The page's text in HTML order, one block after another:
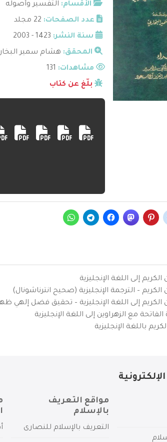
الأقسام: التفسير وأصوله
عدد الصفحات: 22 مجلد
سنة النشر: 1423 - 2003
المحقق: هشام سمير
مشاهدات:
بلّغ عن كتاب
إلى اللغة الإنجليزية
– الترجمة الإنجليزية (صحيح انترناشونال)
الكريم إلى اللغة الإنجليزية – تحقيق فضل إلهي
مع الزهراوين إلى اللغة الإنجليزية
باللغة الإنجليزية
مواقع التعريف
بالإسلام
التعريف بالإسلام للنصارى